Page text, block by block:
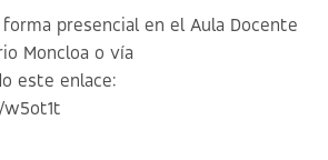
presencial en el Aula Docente
Moncloa o vía
este enlace:
w5ot1t